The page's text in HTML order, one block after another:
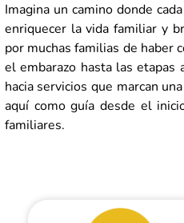
Imagina un camino donde
enriquecer la vida familiar y
por muchas familias de haber
el embarazo hasta las etapas
hacia servicios que marcan
aquí como guía desde el
familiares.